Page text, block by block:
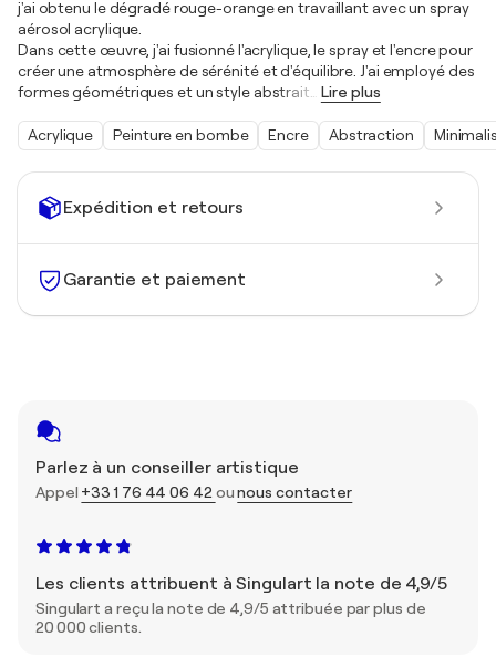
Expédition et retours
Garantie et paiement
Parlez à un conseiller artistique
Appel +33 1 76 44 06 42ounous contacter
Les clients attribuent à Singulart la note de 4,9/5
Singulart a reçu la note de 4,9/5 attribuée par plus de
20 000 clients.
j'ai obtenu le dégradé rouge-orange en travaillant avec un spray
aérosol acrylique.
Dans cette œuvre, j'ai fusionné l'acrylique, le spray et l'encre pour
créer une atmosphère de sérénité et d'équilibre. J'ai employé des
formes géométriques et un style abstrait… Lire plus
Acrylique Peinture en bombe Encre Abstraction